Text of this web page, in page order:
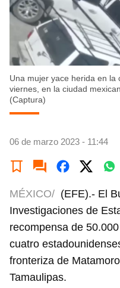
Una mujer yace herida en
viernes, en la ciudad
(Captura)
06 de marzo 2023 - 11:44
MÉXICO/ (EFE).- El
Investigaciones de
recompensa de
cuatro
fronteriza de
Tamaulipas.